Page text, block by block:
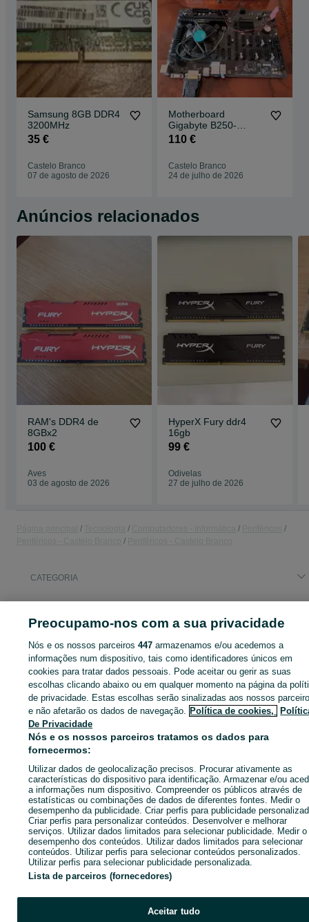
Samsung 8GB DDR4
3200MHz
35 €
Castelo Branco
07 de agosto de 2026
Motherboard
Gigabyte B250-
FINTECH + Pentium
110 €
Castelo Branco
24 de julho de 2026
Anúncios relacionados
RAM's DDR4 de
8GBx2
100 €
Aves
03 de agosto de 2026
HyperX Fury ddr4
16gb
99 €
Odivelas
27 de julho de 2026
CATEGORIA
Entra na tua conta OLX ou cria uma nova para contactares
anunciante
Entrar ou criar conta
Enviar mensagem
Preocupamo-nos com a sua privacidade
Nós e os nossos parceiros447 armazenamos e/ou acedemos a
informações num dispositivo, tais como identificadores únicos em
cookies para tratar dados pessoais. Pode aceitar ou gerir as suas
escolhas clicando abaixo ou em qualquer momento na página da
de privacidade. Estas escolhas serão sinalizadas aos nossos
e não afetarão os dados de navegação. Política de cookies,
De Privacidade
Nós e os nossos parceiros tratamos os dados para
fornecermos:
Utilizar dados de geolocalização precisos. Procurar ativamente as
características do dispositivo para identificação. Armazenar e/ou
a informações num dispositivo. Compreender os públicos através de
estatísticas ou combinações de dados de diferentes fontes. Medir o
desempenho da publicidade. Criar perfis para publicidade
Criar perfis para personalizar conteúdos. Desenvolver e melhorar
serviços. Utilizar dados limitados para selecionar publicidade. Medir o
desempenho dos conteúdos. Utilizar dados limitados para selecionar
conteúdos. Utilizar perfis para selecionar conteúdos personalizados.
Utilizar perfis para selecionar publicidade personalizada.
Lista de parceiros (fornecedores)
Aceitar tudo